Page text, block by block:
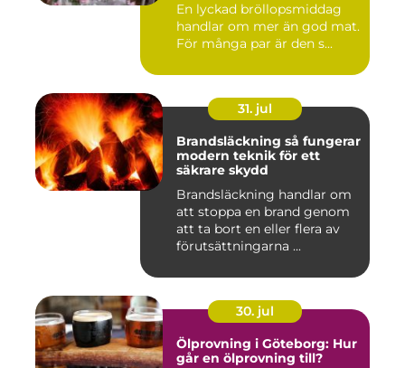
En lyckad bröllopsmiddag
handlar om mer än god mat.
För många par är den s...
31. jul
Brandsläckning så fungerar
modern teknik för ett
säkrare skydd
Brandsläckning handlar om
att stoppa en brand genom
att ta bort en eller flera av
förutsättningarna ...
30. jul
Ölprovning i Göteborg: Hur
går en ölprovning till?